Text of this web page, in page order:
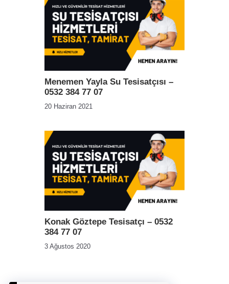
Menemen Yayla Su Tesisatçısı –
0532 384 77 07
20 Haziran 2021
Konak Göztepe Tesisatçı – 0532
384 77 07
3 Ağustos 2020